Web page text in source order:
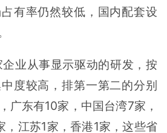
有率仍然较低，国内配套设
业从事显示驱动的研发，按
度较高，排第一第二的分别
广东有10家，中国台湾7家，
，江苏1家，香港1家，这些省